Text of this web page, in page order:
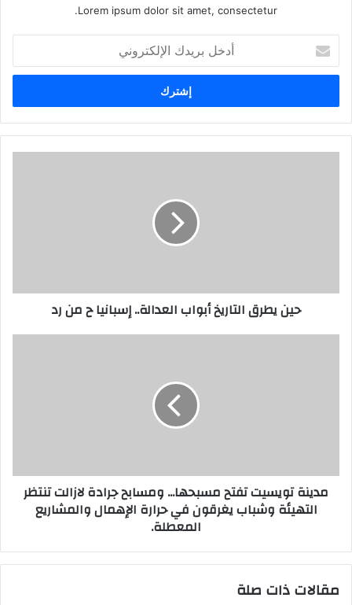
Lorem ipsum dolor sit amet, consectetur.
خ
ب
ر
ر
حين يطرق التاريخ أبواب العدالة.. إسبانيا ح من رد
مدينة تويسيت تفتح مسبحها... ومسابح جرادة لازالت تنتظر
التهيئة وشباب يغرقون في حرارة الإهمال والمشاريع
المعطلة.
مقالات ذات صلة